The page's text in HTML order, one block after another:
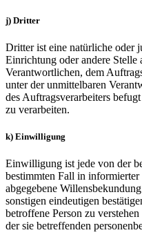
j) Dritter
Dritter ist eine natürliche oder
Einrichtung oder andere Stelle
Verantwortlichen, dem
unter der unmittelbaren
des Auftragsverarbeiters
zu verarbeiten.
k) Einwilligung
Einwilligung ist jede von der
bestimmten Fall in
abgegebene
sonstigen eindeutigen
betroffene Person zu
der sie betreffenden